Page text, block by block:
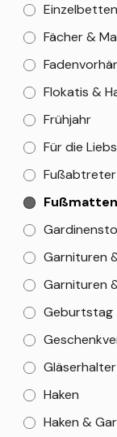
Einzelbetten
Fächer &
Flokatis &
Frühjahr
Für die
Fußmatten
Garnituren
Garnituren
Geburtstag
Gläserhalter
Haken
Haken &